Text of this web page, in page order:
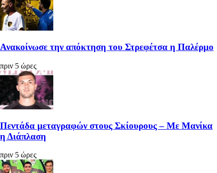
Ανακοίνωσε την απόκτηση του Στρεφέτσα η Παλέρμο
πριν 5 ώρες
Πεντάδα μεταγραφών στους Σκίουρους – Με Μανίκα
η Διάπλαση
πριν 5 ώρες